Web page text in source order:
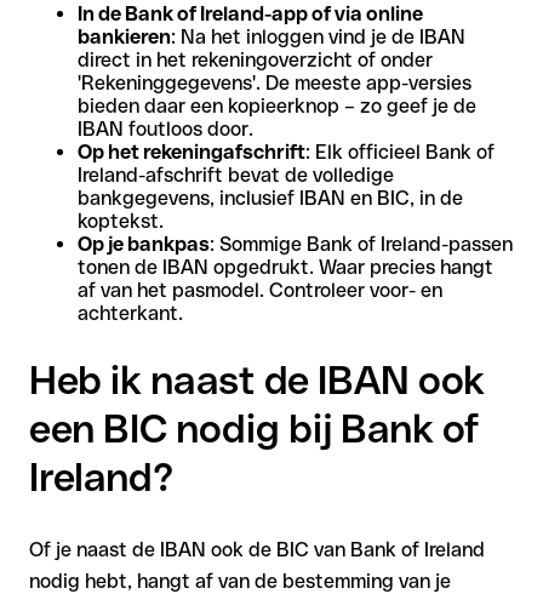
In de Bank of Ireland-app of via online
bankieren: Na het inloggen vind je de IBAN
direct in het rekeningoverzicht of onder
'Rekeninggegevens'. De meeste app-versies
bieden daar een kopieerknop – zo geef je de
IBAN foutloos door.
Op het rekeningafschrift: Elk officieel Bank of
Ireland-afschrift bevat de volledige
bankgegevens, inclusief IBAN en BIC, in de
koptekst.
Op je bankpas: Sommige Bank of Ireland-passen
tonen de IBAN opgedrukt. Waar precies hangt
af van het pasmodel. Controleer voor- en
achterkant.
Heb ik naast de IBAN ook
een BIC nodig bij Bank of
Ireland?
Of je naast de IBAN ook de BIC van Bank of Ireland
nodig hebt, hangt af van de bestemming van je